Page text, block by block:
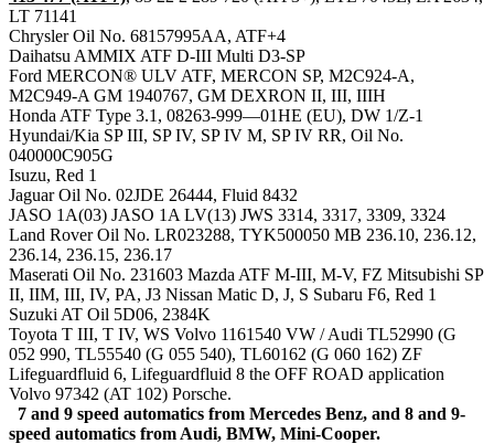
LT 71141
Chrysler Oil No. 68157995AA, ATF+4
Daihatsu AMMIX ATF D-III Multi D3-SP
Ford MERCON® ULV ATF, MERCON SP, M2C924-A,
M2C949-A GM 1940767, GM DEXRON II, III, IIIH
Honda ATF Type 3.1, 08263-999—01HE (EU), DW 1/Z-1
Hyundai/Kia SP III, SP IV, SP IV M, SP IV RR, Oil No.
040000C905G
Isuzu, Red 1
Jaguar Oil No. 02JDE 26444, Fluid 8432
JASO 1A(03) JASO 1A LV(13) JWS 3314, 3317, 3309, 3324
Land Rover Oil No. LR023288, TYK500050 MB 236.10, 236.12,
236.14, 236.15, 236.17
Maserati Oil No. 231603 Mazda ATF M-III, M-V, FZ Mitsubishi SP
II, IIM, III, IV, PA, J3 Nissan Matic D, J, S Subaru F6, Red 1
Suzuki AT Oil 5D06, 2384K
Toyota T III, T IV, WS Volvo 1161540 VW / Audi TL52990 (G
052 990, TL55540 (G 055 540), TL60162 (G 060 162) ZF
Lifeguardfluid 6, Lifeguardfluid 8 the OFF ROAD application
Volvo 97342 (AT 102) Porsche.
7 and 9 speed automatics from Mercedes Benz, and 8 and 9-
speed automatics from Audi, BMW, Mini-Cooper.